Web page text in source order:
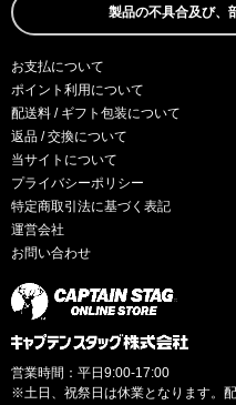
製品の不具合及び、
お支払について
ポイント利用について
配送料 / ギフト包装について
返品 / 交換について
当サイトについて
プライバシーポリシー
特定商取引法に基づく表記
運営会社
お問い合わせ
営業時間：平日9:00-17:00
※土日、祝祭日は休業となります。